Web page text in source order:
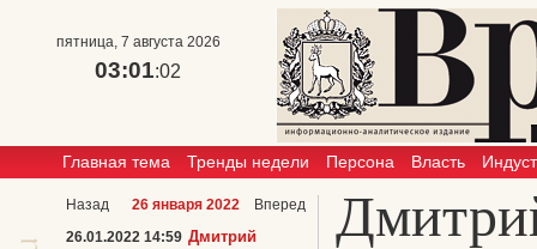
пятница, 7 августа 2026
03:01:02
Главная тема Тренды недели Персона Власть
Назад 26 января 2022
Вперед
26.01.2022 14:59 Дмитрий